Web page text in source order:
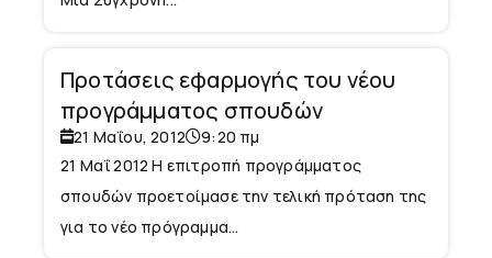
Προτάσεις εφαρμογής του νέου
προγράμματος σπουδών
21 Μαΐου, 2012
9:20 πμ
21 Μαΐ 2012 Η επιτροπή προγράμματος
σπουδών προετοίμασε την τελική πρόταση της
για το νέο πρόγραμμα...